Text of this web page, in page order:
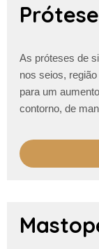
As próteses de
nos seios,
para um
contorno, de